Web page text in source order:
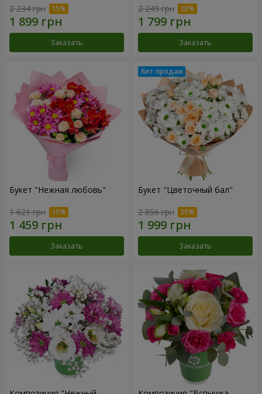
2 234 грн
Заказать
2 249 грн
Заказать
Букет "Нежная любовь"
1 621 грн
Заказать
Букет "Цветочный бал"
2 856 грн
Заказать